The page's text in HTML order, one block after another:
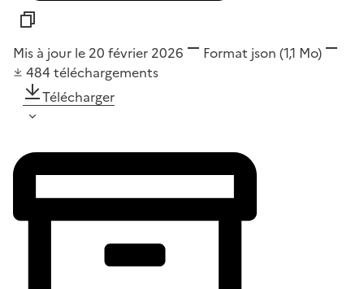
Mis à jour le 20 février 2026 Format json (1,1 Mo)
484 téléchargements
Télécharger